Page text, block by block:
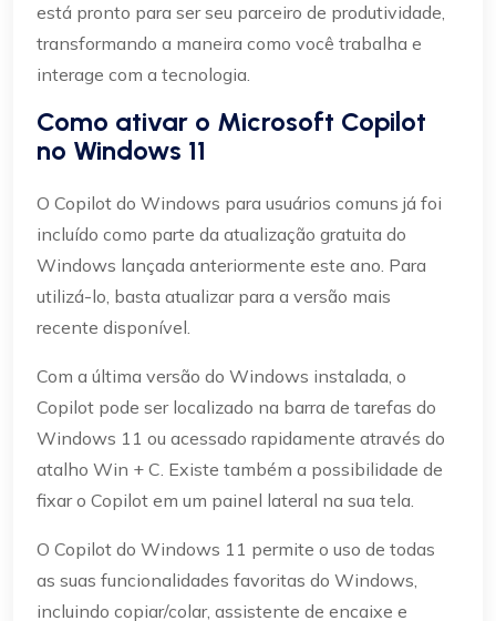
está pronto para ser seu parceiro de produtividade,
transformando a maneira como você trabalha e
interage com a tecnologia.
Como ativar o Microsoft Copilot
no Windows 11
O Copilot do Windows para usuários comuns já foi
incluído como parte da atualização gratuita do
Windows lançada anteriormente este ano. Para
utilizá-lo, basta atualizar para a versão mais
recente disponível.
Com a última versão do Windows instalada, o
Copilot pode ser localizado na barra de tarefas do
Windows 11 ou acessado rapidamente através do
atalho Win + C. Existe também a possibilidade de
fixar o Copilot em um painel lateral na sua tela.
O Copilot do Windows 11 permite o uso de todas
as suas funcionalidades favoritas do Windows,
incluindo copiar/colar, assistente de encaixe e